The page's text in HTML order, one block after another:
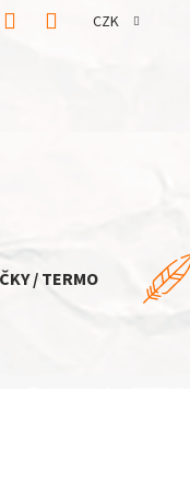
CZK
/ TERMO